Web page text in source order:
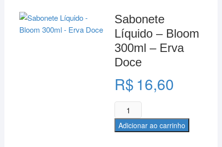
Sabonete
Líquido – Bloom
300ml – Erva
Doce
R$ 16,60
Sabonete
Líquido
- Adicionar ao carrinho